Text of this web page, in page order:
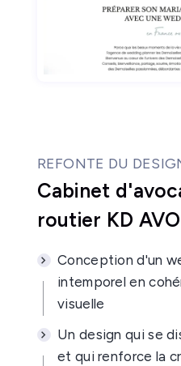
REFONTE DU
Cabinet
routier KD
Conception d'un
intemporel en
visuelle
Un design qui se
et qui renforce la